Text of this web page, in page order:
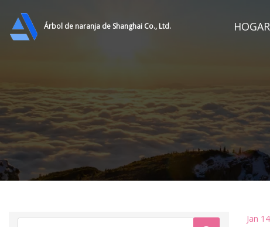
Árbol de naranja de Shanghai Co., Ltd. HOGAR
Jan